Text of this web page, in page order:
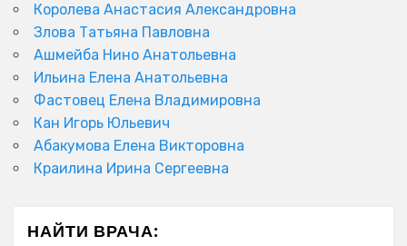
Королева Анастасия Александровна
Злова Татьяна Павловна
Ашмейба Нино Анатольевна
Ильина Елена Анатольевна
Фастовец Елена Владимировна
Кан Игорь Юльевич
Абакумова Елена Викторовна
Краилина Ирина Сергеевна
НАЙТИ ВРАЧА: